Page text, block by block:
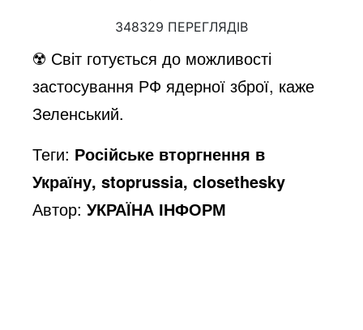
348329 ПЕРЕГЛЯДІВ
☢️ Світ готується до можливості
застосування РФ ядерної зброї, каже
Зеленський.
Теги: Російське вторгнення в
Україну, stoprussia, closethesky
Автор:УКРАЇНА ІНФОРМ